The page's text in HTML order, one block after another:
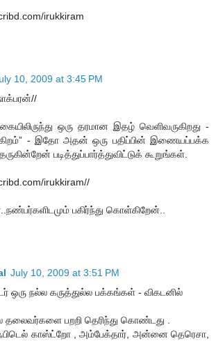
irukkiram
10, 2009 at 3:45 PM
ஒரு தரமான இதழ் வெளிவருகிறது -
- இதோ அதன் ஒரு பதிப்பின் இணையப்பக்க
படித்துப்பார்த்துவிட்டுக் கூறுங்கள்.
irukkiram//
பகிர்ந்து கொள்கிறேன்..
July 10, 2009 at 3:51 PM
ஒரு நல்ல கருத்துல்ல பக்கங்கள் - விகடனில்
தலைவர்களை பறறி தெரிந்து கொண்டது .
ஃபிடெல் காஸ்ட்றோ , அம்பேக்தார், அன்னை தெரெசா,